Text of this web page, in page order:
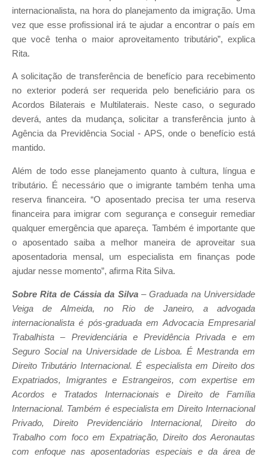
internacionalista, na hora do planejamento da imigração. Uma
vez que esse profissional irá te ajudar a encontrar o país em
que você tenha o maior aproveitamento tributário”, explica
Rita.
A solicitação de transferência de benefício para recebimento
no exterior poderá ser requerida pelo beneficiário para os
Acordos Bilaterais e Multilaterais. Neste caso, o segurado
deverá, antes da mudança, solicitar a transferência junto à
Agência da Previdência Social - APS, onde o benefício está
mantido.
Além de todo esse planejamento quanto à cultura, língua e
tributário. É necessário que o imigrante também tenha uma
reserva financeira. “O aposentado precisa ter uma reserva
financeira para imigrar com segurança e conseguir remediar
qualquer emergência que apareça. Também é importante que
o aposentado saiba a melhor maneira de aproveitar sua
aposentadoria mensal, um especialista em finanças pode
ajudar nesse momento”, afirma Rita Silva.
Sobre Rita de Cássia da Silva– Graduada na Universidade
Veiga de Almeida, no Rio de Janeiro, a advogada
internacionalista é pós-graduada em Advocacia Empresarial
Trabalhista – Previdenciária e Previdência Privada e em
Seguro Social na Universidade de Lisboa. É Mestranda em
Direito Tributário Internacional. É especialista em Direito dos
Expatriados, Imigrantes e Estrangeiros, com expertise em
Acordos e Tratados Internacionais e Direito de Família
Internacional. Também é especialista em Direito Internacional
Privado, Direito Previdenciário Internacional, Direito do
Trabalho com foco em Expatriação, Direito dos Aeronautas
com enfoque nas aposentadorias especiais e da área de